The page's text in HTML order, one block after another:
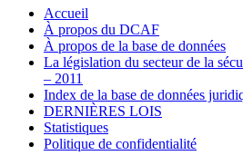
Accueil
À propos du DCAF
À propos de la base de données
La législation du secteur de la
– 2011
Index de la base de données
DERNIÈRES LOIS
Statistiques
Politique de confidentialité